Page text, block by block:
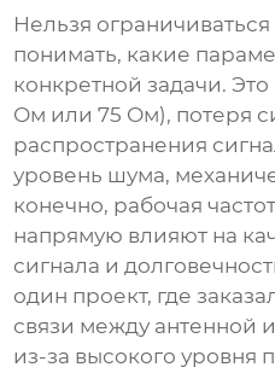
Нельзя
понимать, какие
конкретной задачи.
Ом или 75 Ом), потеря
распространения
уровень шума,
конечно, рабочая
напрямую влияют на
сигнала и
один проект, где
связи между антенной
из-за высокого уровня